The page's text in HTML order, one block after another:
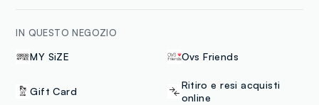
IN QUESTO NEGOZIO
MY SiZE Ovs Friends
Gift Card
Ritiro e resi acquisti
online